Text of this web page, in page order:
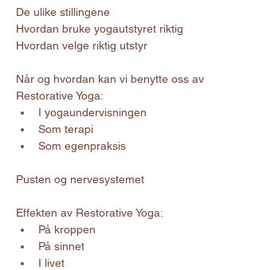
De ulike stillingene
Hvordan bruke yogautstyret riktig
Hvordan velge riktig utstyr
Når og hvordan kan vi benytte oss av
Restorative Yoga:
I yogaundervisningen
Som terapi
Som egenpraksis
Pusten og nervesystemet
Effekten av Restorative Yoga:
På kroppen
På sinnet
I livet